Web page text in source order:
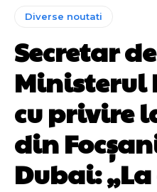
Diverse noutati
Secretar
Ministerul
cu privire
din
Dubai: